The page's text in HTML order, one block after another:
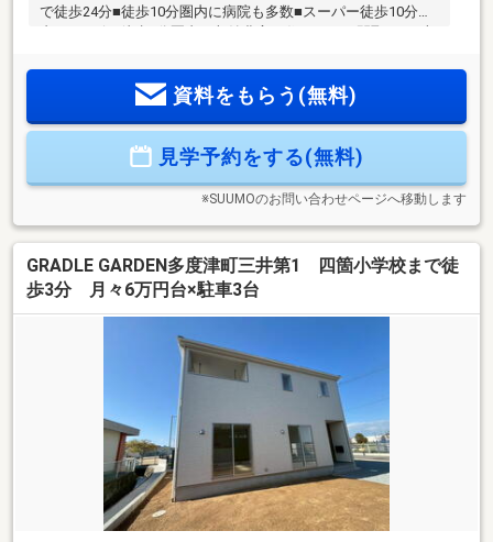
で徒歩24分■徒歩10分圏内に病院も多数■スーパー徒歩10分圏
内■コンビニ徒歩5分圏内≪収納豊富な住みやすい間取り≫■収
付■雨でも安心のインナーバルコニー≪安心の住宅性能≫■高
断熱×耐震等級3×低価格の新築住宅!■住宅性能表示制度7項目
ーサービス充実♪本日ご案内可能です♪
資料をもらう(無料)
見学予約をする(無料)
※SUUMOのお問い合わせページへ移動します
GRADLE GARDEN多度津町三井第1 四箇小学校まで徒
歩3分 月々6万円台×駐車3台